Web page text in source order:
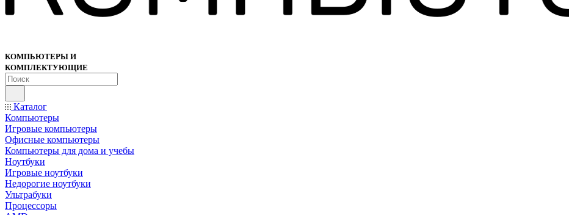
КОМПЬЮТЕРЫ И
КОМПЛЕКТУЮЩИЕ
Каталог
Компьютеры
Игровые компьютеры
Офисные компьютеры
Компьютеры для дома и учебы
Ноутбуки
Игровые ноутбуки
Недорогие ноутбуки
Ультрабуки
Процессоры